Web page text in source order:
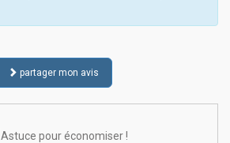
partager mon avis
Astuce pour économiser !